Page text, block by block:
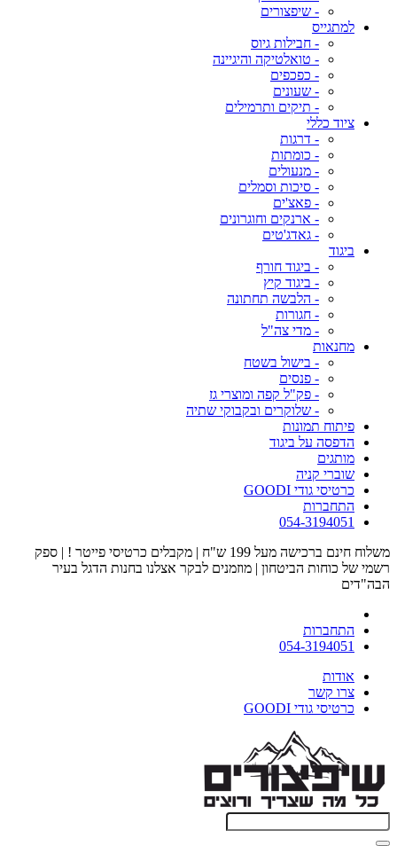
- שיפצורים
למתגייס
- חבילות גיוס
- טואלטיקה והיגיינה
- כפכפים
- שעונים
- תיקים ותרמילים
ציוד כללי
- דרגות
- כומתות
- מנעולים
- סיכות וסמלים
- פאצ'ים
- ארנקים וחוגרונים
- גאדג'טים
ביגוד
- ביגוד חורף
- ביגוד קיץ
- הלבשה תחתונה
- חגורות
- מדי צה"ל
מחנאות
- בישול בשטח
- פנסים
- פק"ל קפה ומוצרי גז
- שלוקרים ובקבוקי שתיה
פיתוח תמונות
הדפסה על ביגוד
מותגים
שוברי קניה
כרטיסי גודי GOODI
התחברות
054-3194051
משלוח חינם ברכישה מעל 199 ש"ח | מקבלים כרטיסי פייטר ! | ספק
רשמי של כוחות הביטחון | מוזמנים לבקר אצלנו בחנות הדגל בעיר
הבה"דים
התחברות
054-3194051
אודות
צרו קשר
כרטיסי גודי GOODI